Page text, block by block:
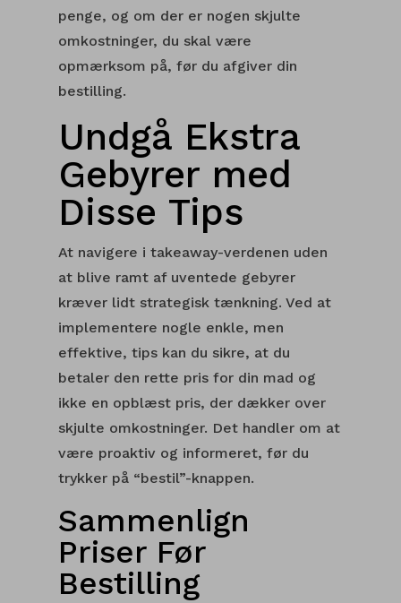
penge, og om der er nogen skjulte
omkostninger, du skal være
opmærksom på, før du afgiver din
bestilling.
Undgå Ekstra
Gebyrer med
Disse Tips
At navigere i takeaway-verdenen uden
at blive ramt af uventede gebyrer
kræver lidt strategisk tænkning. Ved at
implementere nogle enkle, men
effektive, tips kan du sikre, at du
betaler den rette pris for din mad og
ikke en opblæst pris, der dækker over
skjulte omkostninger. Det handler om at
være proaktiv og informeret, før du
trykker på “bestil”-knappen.
Sammenlign
Priser Før
Bestilling